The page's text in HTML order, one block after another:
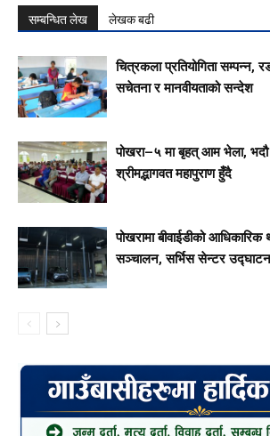
सम्बन्धित लेख लेखक बढी
चित्रकला प्रतियोगिता सम्पन्न,
सचेतना र मानवीयताको सन्देश
पोखरा–५ मा बृहत् आम भेला,
श्रीमद्भागवत महापुराण हुँदै
पोखरामा बीवाईडीको
सञ्चालन, सर्भिस सेन्टर उद्घाटन